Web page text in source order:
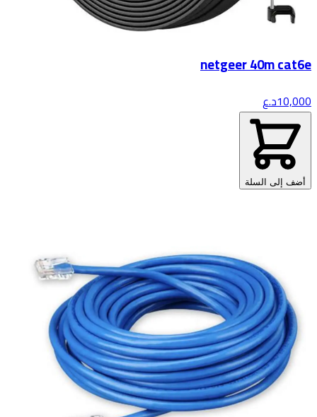
netgeer 40m cat6e
10,000د.ع
أضف إلى السلة